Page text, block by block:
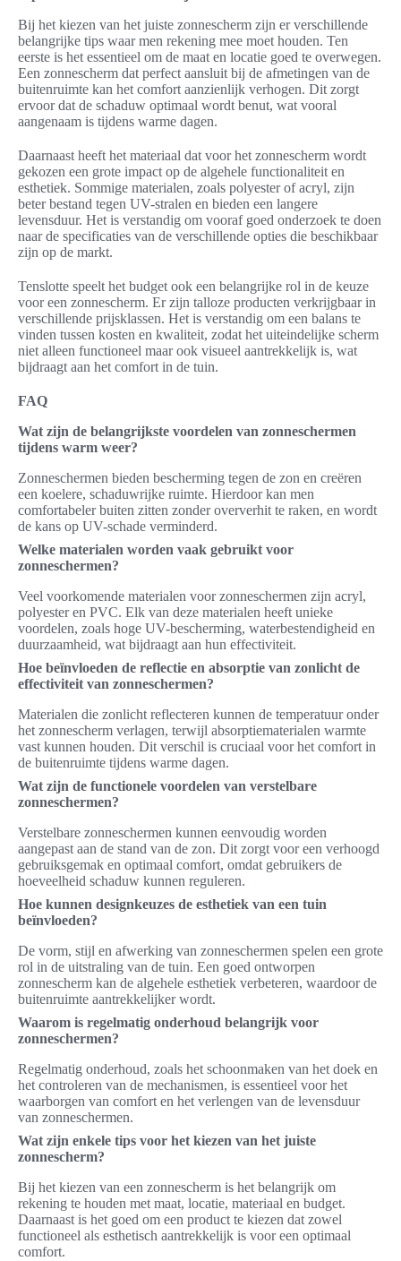
Bij het kiezen van het juiste zonnescherm zijn er verschillende
belangrijke tips waar men rekening mee moet houden. Ten
eerste is het essentieel om de maat en locatie goed te overwegen.
Een zonnescherm dat perfect aansluit bij de afmetingen van de
buitenruimte kan het comfort aanzienlijk verhogen. Dit zorgt
ervoor dat de schaduw optimaal wordt benut, wat vooral
aangenaam is tijdens warme dagen.
Daarnaast heeft het materiaal dat voor het zonnescherm wordt
gekozen een grote impact op de algehele functionaliteit en
esthetiek. Sommige materialen, zoals polyester of acryl, zijn
beter bestand tegen UV-stralen en bieden een langere
levensduur. Het is verstandig om vooraf goed onderzoek te doen
naar de specificaties van de verschillende opties die beschikbaar
zijn op de markt.
Tenslotte speelt het budget ook een belangrijke rol in de keuze
voor een zonnescherm. Er zijn talloze producten verkrijgbaar in
verschillende prijsklassen. Het is verstandig om een balans te
vinden tussen kosten en kwaliteit, zodat het uiteindelijke scherm
niet alleen functioneel maar ook visueel aantrekkelijk is, wat
bijdraagt aan het comfort in de tuin.
FAQ
Wat zijn de belangrijkste voordelen van zonneschermen
tijdens warm weer?
Zonneschermen bieden bescherming tegen de zon en creëren
een koelere, schaduwrijke ruimte. Hierdoor kan men
comfortabeler buiten zitten zonder oververhit te raken, en wordt
de kans op UV-schade verminderd.
Welke materialen worden vaak gebruikt voor
zonneschermen?
Veel voorkomende materialen voor zonneschermen zijn acryl,
polyester en PVC. Elk van deze materialen heeft unieke
voordelen, zoals hoge UV-bescherming, waterbestendigheid en
duurzaamheid, wat bijdraagt aan hun effectiviteit.
Hoe beïnvloeden de reflectie en absorptie van zonlicht de
effectiviteit van zonneschermen?
Materialen die zonlicht reflecteren kunnen de temperatuur onder
het zonnescherm verlagen, terwijl absorptiematerialen warmte
vast kunnen houden. Dit verschil is cruciaal voor het comfort in
de buitenruimte tijdens warme dagen.
Wat zijn de functionele voordelen van verstelbare
zonneschermen?
Verstelbare zonneschermen kunnen eenvoudig worden
aangepast aan de stand van de zon. Dit zorgt voor een verhoogd
gebruiksgemak en optimaal comfort, omdat gebruikers de
hoeveelheid schaduw kunnen reguleren.
Hoe kunnen designkeuzes de esthetiek van een tuin
beïnvloeden?
De vorm, stijl en afwerking van zonneschermen spelen een grote
rol in de uitstraling van de tuin. Een goed ontworpen
zonnescherm kan de algehele esthetiek verbeteren, waardoor de
buitenruimte aantrekkelijker wordt.
Waarom is regelmatig onderhoud belangrijk voor
zonneschermen?
Regelmatig onderhoud, zoals het schoonmaken van het doek en
het controleren van de mechanismen, is essentieel voor het
waarborgen van comfort en het verlengen van de levensduur
van zonneschermen.
Wat zijn enkele tips voor het kiezen van het juiste
zonnescherm?
Bij het kiezen van een zonnescherm is het belangrijk om
rekening te houden met maat, locatie, materiaal en budget.
Daarnaast is het goed om een product te kiezen dat zowel
functioneel als esthetisch aantrekkelijk is voor een optimaal
comfort.